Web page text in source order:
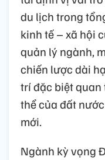
du lịch trong
kinh tế – xã hội
quản lý ngành,
chiến lược dài
trí đặc biệt
thể của đất
mới.
Ngành kỳ vọng